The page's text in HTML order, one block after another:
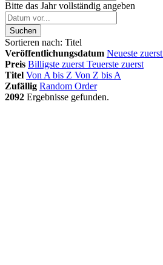
Bitte das Jahr vollständig angeben
Suchen
Sortieren nach: Titel
Veröffentlichungsdatum Neueste zuerst
Preis Billigste zuerst Teuerste zuerst
Titel Von A bis Z Von Z bis A
Zufällig Random Order
2092 Ergebnisse gefunden.